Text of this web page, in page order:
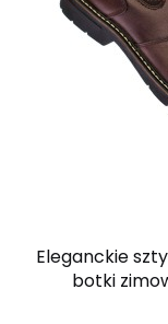
Eleganckie
botki